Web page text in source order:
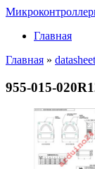
Главная
Главная » datasheet
955-015-